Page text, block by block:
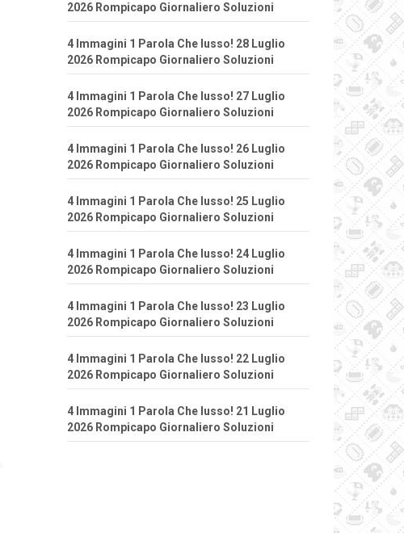
2026 Rompicapo Giornaliero Soluzioni
4 Immagini 1 Parola Che lusso! 28 Luglio
2026 Rompicapo Giornaliero Soluzioni
4 Immagini 1 Parola Che lusso! 27 Luglio
2026 Rompicapo Giornaliero Soluzioni
4 Immagini 1 Parola Che lusso! 26 Luglio
2026 Rompicapo Giornaliero Soluzioni
4 Immagini 1 Parola Che lusso! 25 Luglio
2026 Rompicapo Giornaliero Soluzioni
4 Immagini 1 Parola Che lusso! 24 Luglio
2026 Rompicapo Giornaliero Soluzioni
4 Immagini 1 Parola Che lusso! 23 Luglio
2026 Rompicapo Giornaliero Soluzioni
4 Immagini 1 Parola Che lusso! 22 Luglio
2026 Rompicapo Giornaliero Soluzioni
4 Immagini 1 Parola Che lusso! 21 Luglio
2026 Rompicapo Giornaliero Soluzioni